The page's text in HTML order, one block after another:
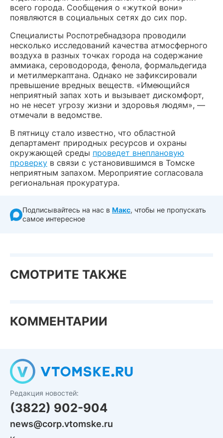
всего города. Сообщения о «жуткой вони»
появляются в социальных сетях до сих пор.
Специалисты Роспотребнадзора проводили
несколько исследований качества атмосферного
воздуха в разных точках города на содержание
аммиака, сероводорода, фенола, формальдегида
и метилмеркаптана. Однако не зафиксировали
превышение вредных веществ. «Имеющийся
неприятный запах хоть и вызывает дискомфорт,
но не несет угрозу жизни и здоровья людям», —
отмечали в ведомстве.
В пятницу стало известно, что областной
департамент природных ресурсов и охраны
окружающей среды проведет внеплановую
проверку в связи с установившимся в Томске
неприятным запахом. Мероприятие согласовала
региональная прокуратура.
Подписывайтесь на нас в Макс, чтобы не пропускать
самое интересное
СМОТРИТЕ ТАКЖЕ
КОММЕНТАРИИ
Редакция новостей:
(3822) 902-904
news@corp.vtomske.ru